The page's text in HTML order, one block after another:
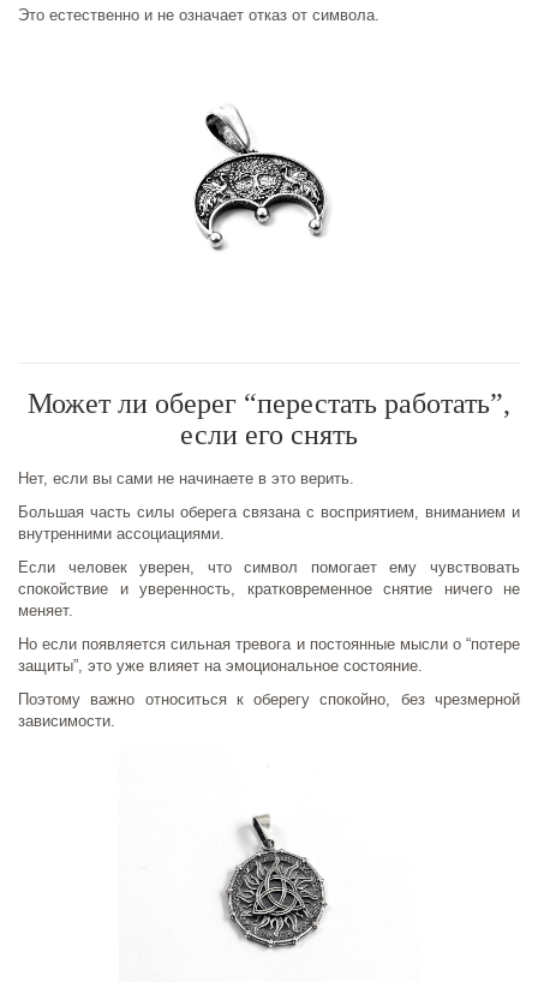
Это естественно и не означает отказ от символа.
Может ли оберег “перестать работать”,
если его снять
Нет, если вы сами не начинаете в это верить.
Большая часть силы оберега связана с восприятием, вниманием и
внутренними ассоциациями.
Если человек уверен, что символ помогает ему чувствовать
спокойствие и уверенность, кратковременное снятие ничего не
меняет.
Но если появляется сильная тревога и постоянные мысли о “потере
защиты”, это уже влияет на эмоциональное состояние.
Поэтому важно относиться к оберегу спокойно, без чрезмерной
зависимости.